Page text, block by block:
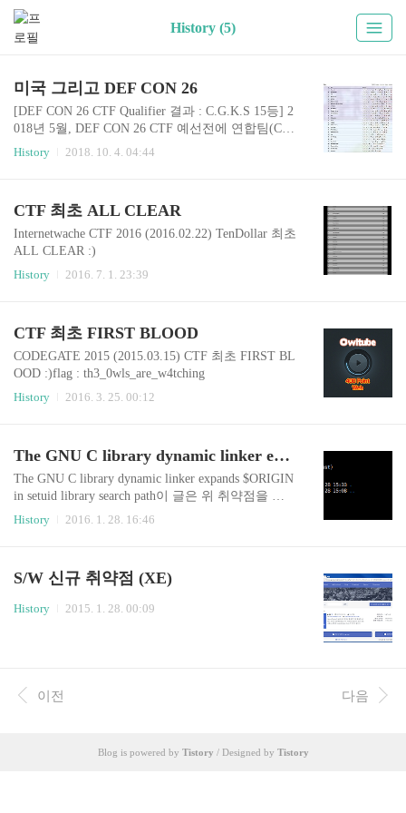
History (5)
미국 그리고 DEF CON 26
[DEF CON 26 CTF Qualifier 결과 : C.G.K.S 15등] 2
018년 5월, DEF CON 26 CTF 예선전에 연합팀(C.
G.K.S)으로 참가하여 15등이라는 성적을 거두고
본선에 참가하면서 경험하고 느낀 점에 대해 간단
바람에 예선 문제 중에서 최근에 분석했던 내용을
바탕으로 나온 문제가 있었지만 이미 다른 팀원분
이 풀어서 인증하지 못해 아쉬운 부분이 있었습니
선에서 필요한 것들에 대해서 회의도 하고 주로 패
[인천공항에서 대한항공 타고 라스베이거..
History 2018. 10. 4. 04:44
CTF 최초 ALL CLEAR
Internetwache CTF 2016 (2016.02.22) TenDollar 최초
ALL CLEAR :)
History
2016. 7. 1. 23:39
CTF 최초 FIRST BLOOD
CODEGATE 2015 (2015.03.15) CTF 최초 FIRST BL
OOD :)flag : th3_0wls_are_w4tching
History
2016. 3. 25. 00:12
The GNU C library dynamic linker expands $ORIGIN in setuid library search path
The GNU C library dynamic linker expands $ORIGIN
in setuid library search path이 글은 위 취약점을 확
인해보는 과정에서 알게된 내용으로 구성되어 있
습니다. (연관성이 많이 없을수도...) 현재 접속한
15#include #include int main(){ char buf[4096]; readli
[hello]----------\n"); printf("getuid(): %d\n", getuid());
History 2016. 1. 28. 16:46
S/W 신규 취약점 (XE)
History 2015. 1. 28. 00:09
이전 다음
Blog is powered by Tistory / Designed by Tistory